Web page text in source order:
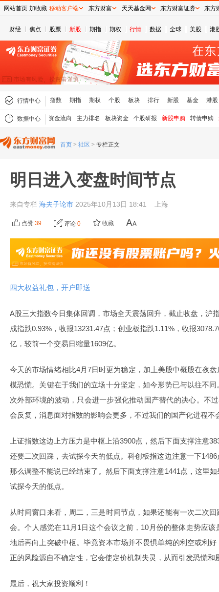
财经 焦点 股票 新股 期指 期权 行情 数据 全球 美股 港
行情中心 指数 期指 期权 个股 板块 排行 新股 基金 港股
数据中心 资金流向 主力排名 板块资金 个股研报 新股申购 转债申购
首页 > 社区 > 专栏正文
明日进入变盘时间节点
来自专栏 海夫子论市 2025年10月13日 18:41 上海
点赞 39 评论 0 收藏
四大权益礼包，开户即送
A股三大指数今日集体回调，市场全天震荡回升，截止收盘，沪
成指跌0.93%，收报13231.47点；创业板指跌1.11%，收报
亿，较前一个交易日缩量1609亿。
今天的市场情绪相比4月7日时更为稳定，加上美股中概股在夜
模恐慌。关键在于我们的立场十分坚定，如今形势已与以往不
次外部环境的波动，只会进一步强化推动国产替代的决心。不
会反复，消息面对指数的影响会更多，不过我们的国产化进程不
上证指数这边上方压力是中枢上沿3900点，然后下面支撑注意
还要二次回踩，去试探今天的低点。科创板指这边注意一下
那么调整不能说已经结束了。然后下面支撑注意1441点，这里
试探今天的低点。
从时间窗口来看，周二，三是时间节点，如果还能有一次二次
会。个人感觉在11月1日这个会议之前，10月份的整体走势应
地后再向上突破中枢。毕竟资本市场并不畏惧单纯的利空或利
正的风险源自不确定性，它会使定价机制失灵，从而引发恐慌和
最后，祝大家投资顺利！
网站首页 加收藏 移动客户端 东方财富 天天基金网 东方财富证券 东方